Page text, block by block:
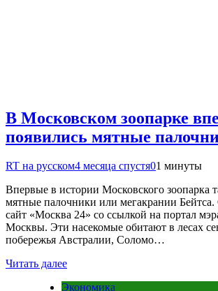
В Московском зоопарке
появились мятные
RT на русском4 месяца спустя01 минуты
Впервые в истории Московского зоопарка
мятные палочники или мегакрании
сайт «Москва 24» со ссылкой на портал
Москвы. Эти насекомые обитают в лесах
побережья Австралии, Соломо…
Читать далее
Экономика